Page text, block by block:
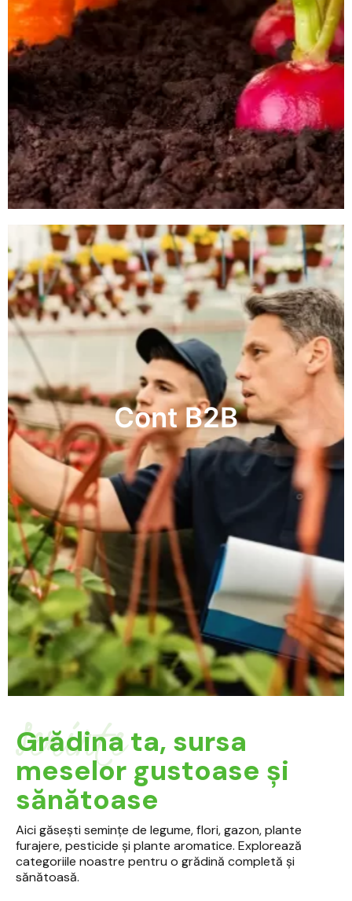
Cont B2B
Seminte
Grădina ta, sursa
meselor gustoase și
sănătoase
Aici găsești semințe de legume, flori, gazon, plante
furajere, pesticide și plante aromatice. Explorează
categoriile noastre pentru o grădină completă și
sănătoasă.